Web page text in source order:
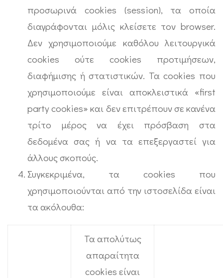
προσωρινά cookies (session), τα οποία
διαγράφονται μόλις κλείσετε τον browser.
Δεν χρησιμοποιούμε καθόλου λειτουργικά
cookies ούτε cookies προτιμήσεων,
διαφήμισης ή στατιστικών. Τα cookies που
χρησιμοποιούμε είναι αποκλειστικά «first
party cookies» και δεν επιτρέπουν σε κανένα
τρίτο μέρος να έχει πρόσβαση στα
δεδομένα σας ή να τα επεξεργαστεί για
άλλους σκοπούς.
Συγκεκριμένα, τα cookies που
χρησιμοποιούνται από την ιστοσελίδα είναι
τα ακόλουθα:
Τα απολύτως
απαραίτητα
cookies είναι